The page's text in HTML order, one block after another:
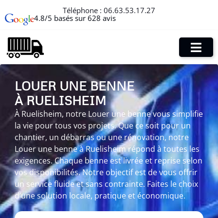
Téléphone : 06.63.53.17.27
4.8/5 basés sur 628 avis
LOUER UNE BENNE
À RUELISHEIM
À Ruelisheim, notre Louer une benne vous simplifie
la vie pour tous vos projets. Que ce soit pour un
chantier, un débarras ou une rénovation, notre
Louer une benne à Ruelisheim répond à toutes les
exigences. Chaque benne est livrée et reprise selon
vos disponibilités. Notre objectif est de vous offrir
un service fluide et sans contrainte. Faites le choix
d’une solution locale, pratique et économique.